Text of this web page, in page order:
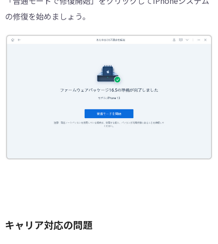
の修復を始めましょう。
キャリア対応の問題